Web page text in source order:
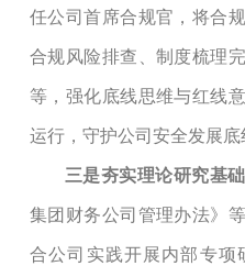
任公司首席合规官，将合
合规风险排查、制度梳理
等，强化底线思维与红线
运行，守护公司安全发展底
三是夯实理论研究基础
集团财务公司管理办法》
合公司实践开展内部专项